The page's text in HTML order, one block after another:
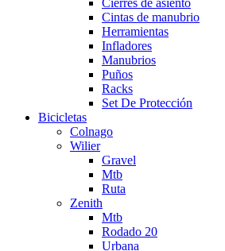
Cintas de manubrio
Herramientas
Infladores
Manubrios
Puños
Racks
Set De Protección
Bicicletas
Colnago
Wilier
Gravel
Mtb
Ruta
Zenith
Mtb
Rodado 20
Urbana